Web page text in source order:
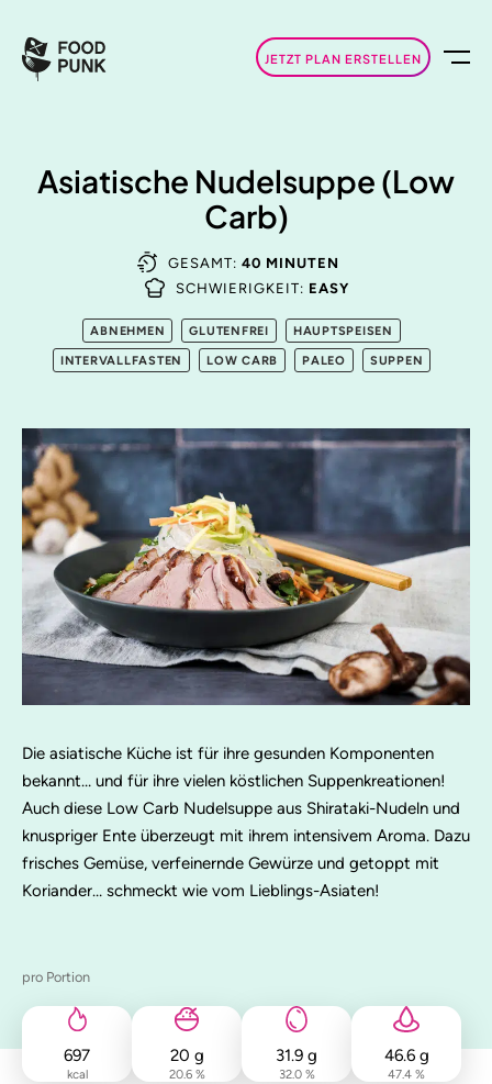
JETZT PLAN ERSTELLEN
Asiatische Nudelsuppe (Low
Carb)
GESAMT: 40 MINUTEN
SCHWIERIGKEIT: EASY
ABNEHMEN GLUTENFREI HAUPTSPEISEN
INTERVALLFASTEN LOW CARB PALEO SUPPEN
Die asiatische Küche ist für ihre gesunden Komponenten
bekannt… und für ihre vielen köstlichen Suppenkreationen!
Auch diese Low Carb Nudelsuppe aus Shirataki-Nudeln und
knuspriger Ente überzeugt mit ihrem intensivem Aroma. Dazu
frisches Gemüse, verfeinernde Gewürze und getoppt mit
Koriander… schmeckt wie vom Lieblings-Asiaten!
pro Portion
697
kcal
20 g
20.6 %
31.9 g
32.0 %
46.6 g
47.4 %